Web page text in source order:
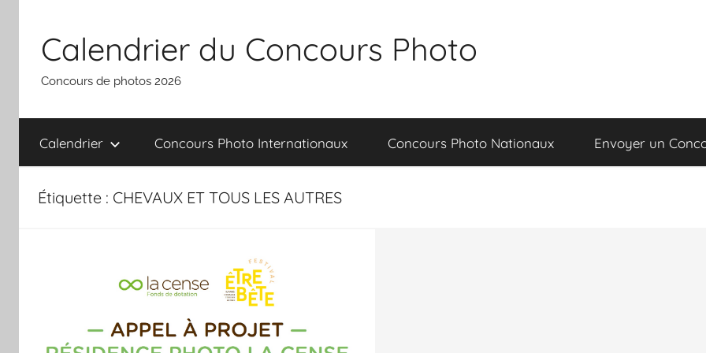
contenu
Calendrier du Concours Photo
Concours de photos 2026
Calendrier Concours Photo Internationaux Concours Photo Nationaux Envoyer un
Étiquette : CHEVAUX ET TOUS LES AUTRES